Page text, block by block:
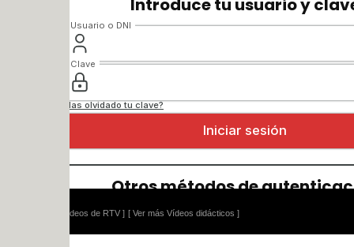
[ Ver más Vídeos didácticos ]